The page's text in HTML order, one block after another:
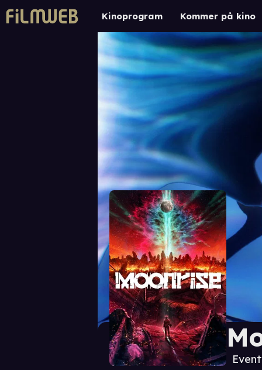
Kinoprogram Kommer på kino